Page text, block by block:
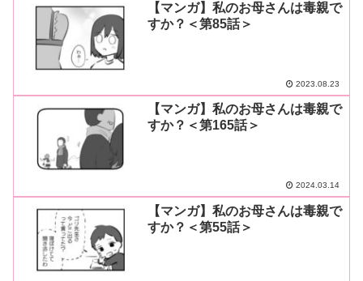
【マンガ】私のお母さんは毒親で
すか？＜第85話＞
2023.08.23
【マンガ】私のお母さんは毒親で
すか？＜第165話＞
2024.03.14
【マンガ】私のお母さんは毒親で
すか？＜第55話＞